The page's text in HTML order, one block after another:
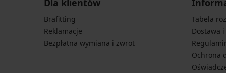
58,99
promocja
2+1
GRATIS
GRATIS
Dla klientów
Brafitting
Reklamacje
Bezpłatna wymiana i zwrot
Tabela
Dostawa i
Ochrona